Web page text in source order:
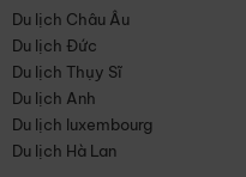
Du lịch Châu Âu
Du lịch Đức
Du lịch Thụy Sĩ
Du lịch Anh
Du lịch luxembourg
Du lịch Hà Lan